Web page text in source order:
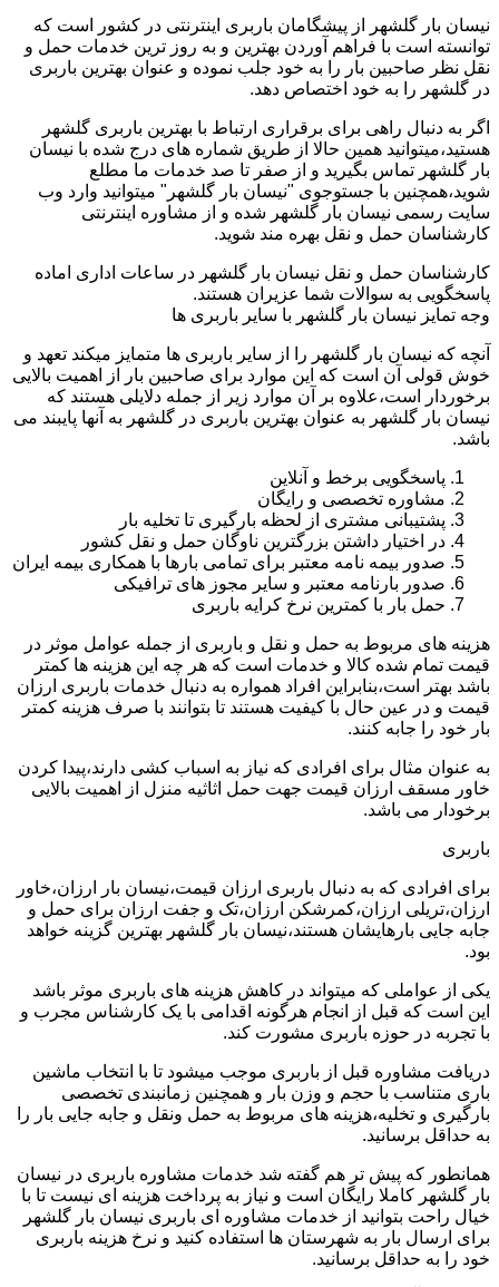
نیسان بار گلشهر از پیشگامان باربری اینترنتی در کشور است که
توانسته است با فراهم آوردن بهترین و به روز ترین خدمات حمل و
نقل نظر صاحبین بار را به خود جلب نموده و عنوان بهترین باربری
در گلشهر را به خود اختصاص دهد.
اگر به دنبال راهی برای برقراری ارتباط با بهترین باربری گلشهر
هستید،میتوانید همین حالا از طریق شماره های درج شده با نیسان
بار گلشهر تماس بگیرید و از صفر تا صد خدمات ما مطلع
شوید،همچنین با جستوجوی "نیسان بار گلشهر" میتوانید وارد وب
سایت رسمی نیسان بار گلشهر شده و از مشاوره اینترنتی
کارشناسان حمل و نقل بهره مند شوید.
کارشناسان حمل و نقل نیسان بار گلشهر در ساعات اداری اماده
پاسخگویی به سوالات شما عزیران هستند.
وجه تمایز نیسان بار گلشهر با سایر باربری ها
آنچه که نیسان بار گلشهر را از سایر باربری ها متمایز میکند تعهد و
خوش قولی آن است که این موارد برای صاحبین بار از اهمیت بالایی
برخوردار است،علاوه بر آن موارد زیر از جمله دلایلی هستند که
نیسان بار گلشهر به عنوان بهترین باربری در گلشهر به آنها پایبند می
باشد.
پاسخگویی برخط و آنلاین
مشاوره تخصصی و رایگان
پشتیبانی مشتری از لحظه بارگیری تا تخلیه بار
در اختیار داشتن بزرگترین ناوگان حمل و نقل کشور
صدور بیمه نامه معتبر برای تمامی بارها با همکاری بیمه ایران
صدور بارنامه معتبر و سایر مجوز های ترافیکی
حمل بار با کمترین نرخ کرایه باربری
هزینه های مربوط به حمل و نقل و باربری از جمله عوامل موثر در
قیمت تمام شده کالا و خدمات است که هر چه این هزینه ها کمتر
باشد بهتر است،بنابراین افراد همواره به دنبال خدمات باربری ارزان
قیمت و در عین حال با کیفیت هستند تا بتوانند با صرف هزینه کمتر
بار خود را جابه کنند.
به عنوان مثال برای افرادی که نیاز به اسباب کشی دارند،پیدا کردن
خاور مسقف ارزان قیمت جهت حمل اثاثیه منزل از اهمیت بالایی
برخودار می باشد.
باربری
برای افرادی که به دنبال باربری ارزان قیمت،نیسان بار ارزان،خاور
ارزان،تریلی ارزان،کمرشکن ارزان،تک و جفت ارزان برای حمل و
جابه جایی بارهایشان هستند،نیسان بار گلشهر بهترین گزینه خواهد
بود.
یکی از عواملی که میتواند در کاهش هزینه های باربری موثر باشد
این است که قبل از انجام هرگونه اقدامی با یک کارشناس مجرب و
با تجربه در حوزه باربری مشورت کند.
دریافت مشاوره قبل از باربری موجب میشود تا با انتخاب ماشین
باری متناسب با حجم و وزن بار و همچنین زمانبندی تخصصی
بارگیری و تخلیه،هزینه های مربوط به حمل ونقل و جابه جایی بار را
به حداقل برسانید.
همانطور که پیش تر هم گفته شد خدمات مشاوره باربری در نیسان
بار گلشهر کاملا رایگان است و نیاز به پرداخت هزینه ای نیست تا با
خیال راحت بتوانید از خدمات مشاوره ای باربری نیسان بار گلشهر
برای ارسال بار به شهرستان ها استفاده کنید و نرخ هزینه باربری
خود را به حداقل برسانید.